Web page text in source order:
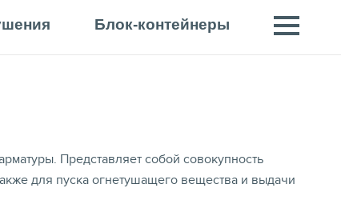
Блок-контейнеры
Представляет собой совокупность
для пуска огнетушащего вещества и выдачи